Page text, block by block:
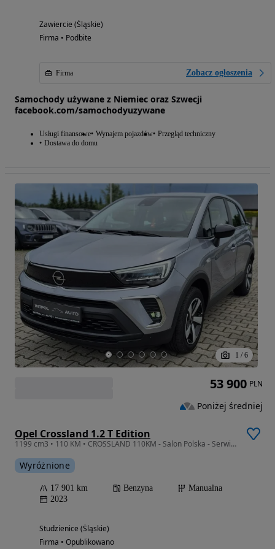
Zawiercie (Śląskie)
Firma • Podbite
Firma Zobacz ogłoszenia
Samochody używane z Niemiec oraz Szwecji
facebook.com/samochodyuzywane
Usługi finansowe Wynajem pojazdów Przegląd techniczny
Dostawa do domu
1 / 6
Opel Crossland 1.2 T Edition
1199 cm3 • 110 KM • CROSSLAND 110KM - Salon Polska - Serwisowany w ASO - 17900km -
Wyróżnione
17 901 km Benzyna
Manualna
2023
Studzienice (Śląskie)
Firma • Opublikowano
53 900 PLN
Poniżej średniej